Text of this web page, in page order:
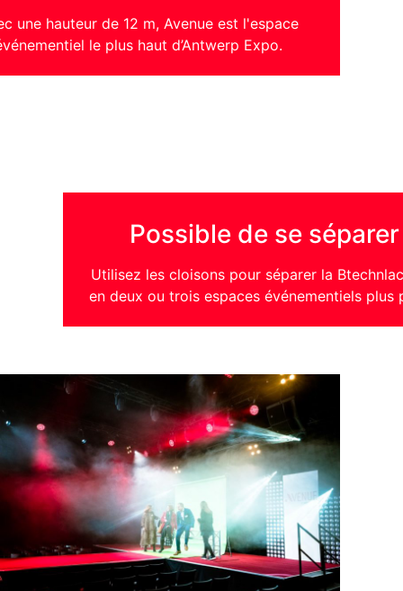
une hauteur de 12 m, Avenue est l'espace
le plus haut d’Antwerp Expo.
Possible de se séparer
Utilisez les cloisons pour séparer la
en deux ou trois espaces événementiels plus